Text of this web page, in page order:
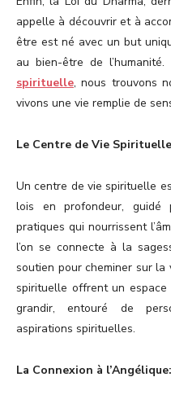
appelle à découvrir et à
être est né avec un but
au bien-être de
spirituelle, nous trouvons
vivons une vie remplie de
Le Centre de Vie
Un centre de vie spirituelle
lois en profondeur, guidé
pratiques qui nourrissent
l’on se connecte à la
soutien pour cheminer sur
spirituelle offrent un
grandir, entouré de
aspirations spirituelles.
La Connexion à